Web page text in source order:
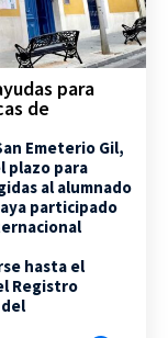
para
de
Emeterio Gil,
plazo para
al alumnado
participado
hasta el
Registro